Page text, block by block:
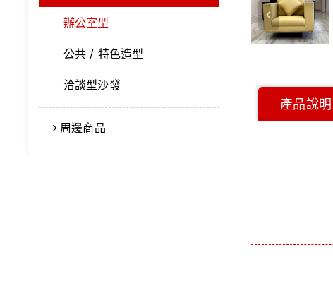
辦公室型
公共 / 特色造型
洽談型沙發
周邊商品
產品說明